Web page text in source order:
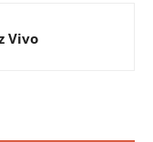
Vivo